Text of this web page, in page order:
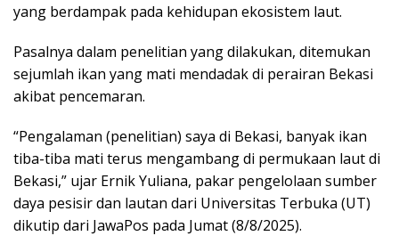
yang berdampak pada kehidupan ekosistem laut.
Pasalnya dalam penelitian yang dilakukan, ditemukan
sejumlah ikan yang mati mendadak di perairan Bekasi
akibat pencemaran.
“Pengalaman (penelitian) saya di Bekasi, banyak ikan
tiba-tiba mati terus mengambang di permukaan laut di
Bekasi,” ujar Ernik Yuliana, pakar pengelolaan sumber
daya pesisir dan lautan dari Universitas Terbuka (UT)
dikutip dari JawaPos pada Jumat (8/8/2025).